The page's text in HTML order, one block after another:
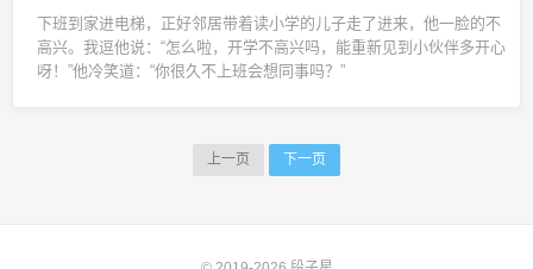
下班到家进电梯，正好邻居带着读小学的儿子走了进来，他一脸的不
高兴。我逗他说：“怎么啦，开学不高兴吗，能重新见到小伙伴多开心
呀！”他冷笑道：“你很久不上班会想同事吗？”
上一页 下一页